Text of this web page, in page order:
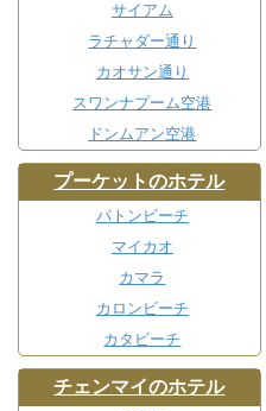
サイアム
ラチャダー通り
カオサン通り
スワンナプーム空港
ドンムアン空港
プーケットのホテル
パトンビーチ
マイカオ
カマラ
カロンビーチ
カタビーチ
チェンマイのホテル